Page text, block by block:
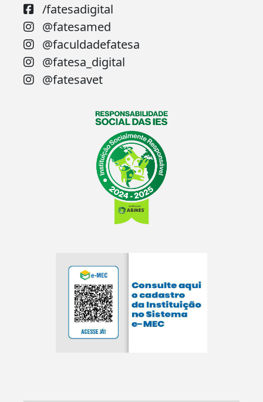
/fatesadigital
@fatesamed
@faculdadefatesa
@fatesa_digital
@fatesavet